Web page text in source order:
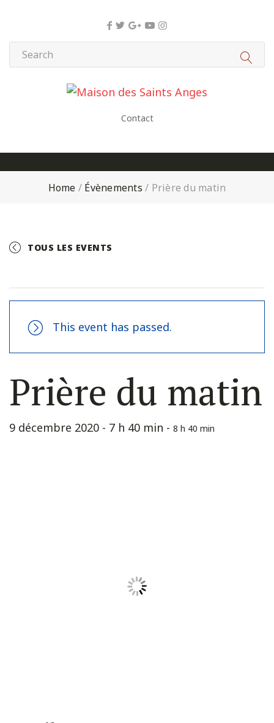
Contact
Home / Évènements / Prière du matin
TOUS LES EVENTS
This event has passed.
Prière du matin
9 décembre 2020 - 7 h 40 min - 8 h 40 min